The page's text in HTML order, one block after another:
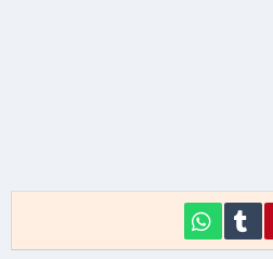
Pinterest
Tumblr